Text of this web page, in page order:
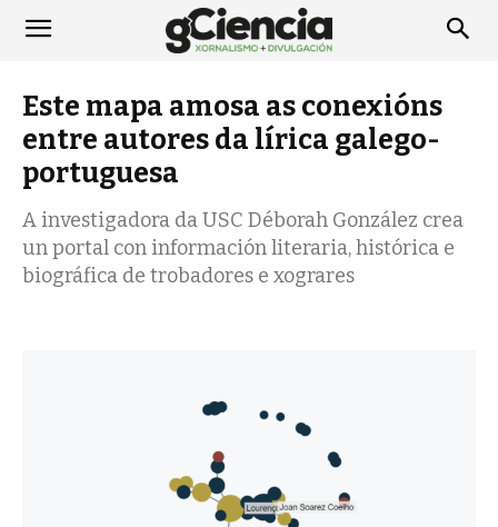
Este mapa amosa as conexións
entre autores da lírica galego-
portuguesa
A investigadora da USC Déborah González crea
un portal con información literaria, histórica e
biográfica de trobadores e xograres